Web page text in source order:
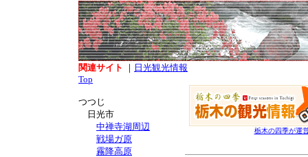
関連サイト ｜ 日光観光情報
Top
つつじ
日光市
中禅寺湖周辺
戦場ガ原
霧降高原
栃木の四季が運